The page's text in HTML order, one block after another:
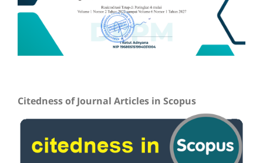
Citedness of Journal Articles in Scopus